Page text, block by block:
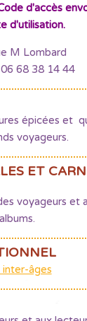
d'accès
d'utilisation.
M Lombard
68 38 14 44
épicées et
voyageurs.
ET
voyageurs et
âges